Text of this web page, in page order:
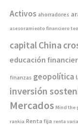
Activos ahorradores
asesoramiento financiero
capital China
educación
finanzas geopolítica
inversión
Mercados Mind the
rankia Renta fija renta